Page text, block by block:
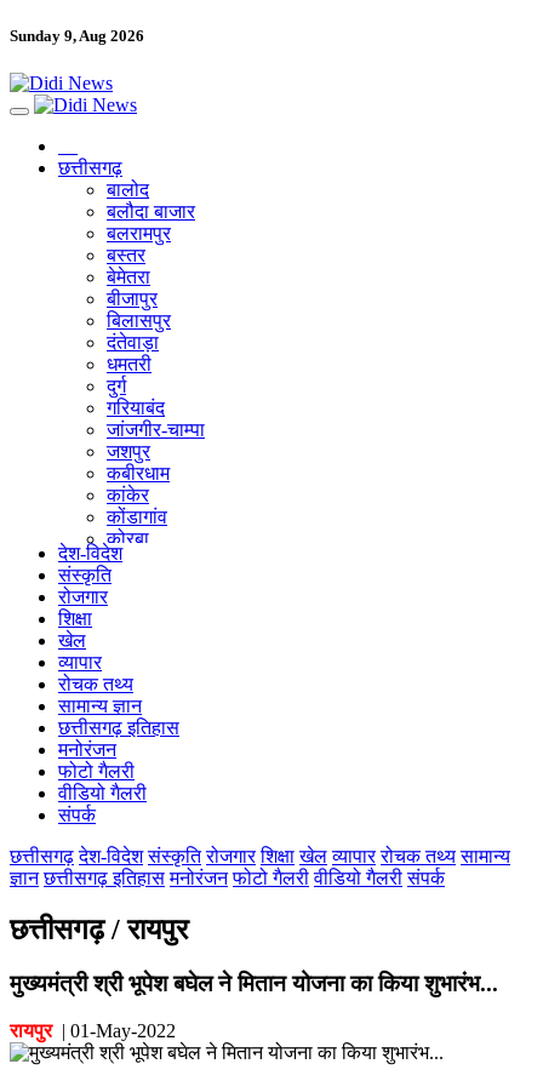
Sunday 9, Aug 2026
छत्तीसगढ़
बालोद
बलौदा बाजार
बलरामपुर
बस्तर
बेमेतरा
बीजापुर
बिलासपुर
दंतेवाड़ा
धमतरी
दुर्ग
गरियाबंद
जांजगीर-चाम्पा
जशपुर
कबीरधाम
कांकेर
कोंडागांव
कोरबा
कोरिया
महासमुंद
मुंगेली
राजनांदगांव
सुकमा
सूरजपुर
सरगुजा
गौरेला पेंड्रा मरवाही
खैरागढ़-छुईखदान-गंडई
सारंगढ़-बिलाईगढ़
मनेन्द्रगढ़ – चिरिमिरी – भरतपुर
सक्ति
देश-विदेश
संस्कृति
रोजगार
शिक्षा
खेल
व्यापार
रोचक तथ्य
सामान्य ज्ञान
छत्तीसगढ़ इतिहास
मनोरंजन
फोटो गैलरी
वीडियो गैलरी
संपर्क
छत्तीसगढ़ देश-विदेश संस्कृति रोजगार शिक्षा खेल व्यापार रोचक तथ्य सामान्य
ज्ञान छत्तीसगढ़ इतिहास मनोरंजन फोटो गैलरी वीडियो गैलरी संपर्क
छत्तीसगढ़ / रायपुर
मुख्यमंत्री श्री भूपेश बघेल ने मितान योजना का किया शुभारंभ...
रायपुर| 01-May-2022